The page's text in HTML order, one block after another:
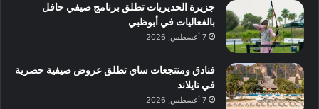
جزيرة الحديريات تطلق برنامج صيفي حافل
بالفعاليات في أبوظبي
7 أغسطس, 2026
فنادق ومنتجعات ساي تطلق عروض صيفية حصرية
في تايلاند
7 أغسطس, 2026